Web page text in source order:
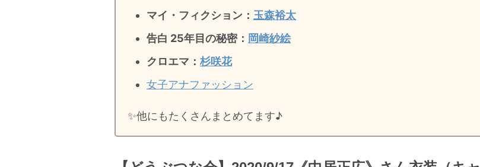
マイ・フィクション： 玉森裕太
告白 25年目の秘密： 岡崎紗絵
クロエマ： 杉咲花
女子アナファッション
✨️他にもたくさんまとめてます♪